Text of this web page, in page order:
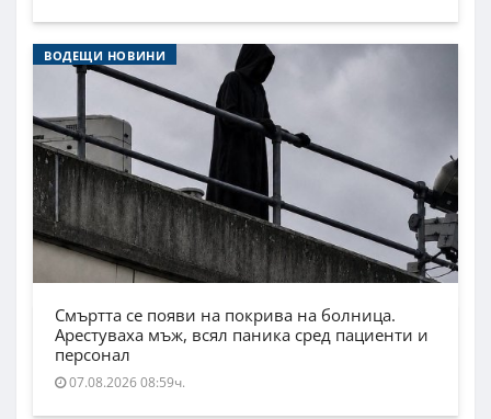
ВОДЕЩИ НОВИНИ
Смъртта се появи на покрива на болница.
Арестуваха мъж, всял паника сред пациенти и
персонал
07.08.2026 08:59ч.